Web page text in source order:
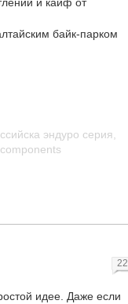
и кайф от
байк-парком
эндуро серия,
идее. Даже если
22